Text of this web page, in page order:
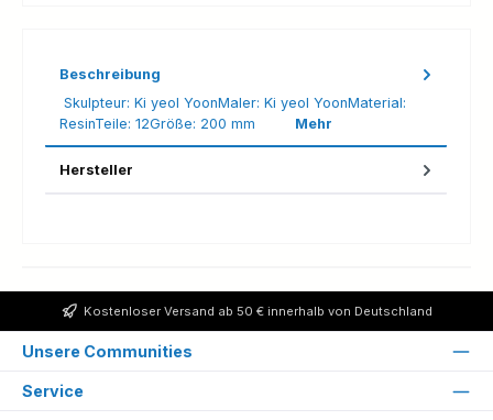
Beschreibung
Skulpteur: Ki yeol YoonMaler: Ki yeol YoonMaterial:
ResinTeile: 12Größe: 200 mm Mehr
Hersteller
Kostenloser Versand ab 50 € innerhalb von Deutschland
Unsere Communities
Service